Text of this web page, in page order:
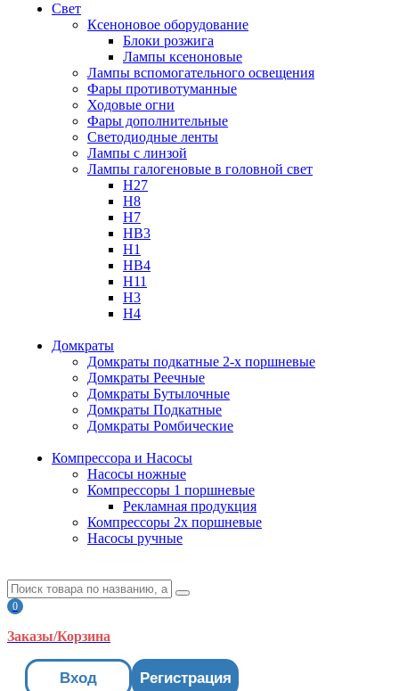
Свет
Ксеноновое оборудование
Блоки розжига
Лампы ксеноновые
Лампы вспомогательного освещения
Фары противотуманные
Ходовые огни
Фары дополнительные
Светодиодные ленты
Лампы с линзой
Лампы галогеновые в головной свет
H27
H8
H7
HB3
H1
HB4
H11
H3
H4
Домкраты
Домкраты подкатные 2-х поршневые
Домкраты Реечные
Домкраты Бутылочные
Домкраты Подкатные
Домкраты Ромбические
Компрессора и Насосы
Насосы ножные
Компрессоры 1 поршневые
Рекламная продукция
Компрессоры 2х поршневые
Насосы ручные
0
Заказы/Корзина
Вход Регистрация